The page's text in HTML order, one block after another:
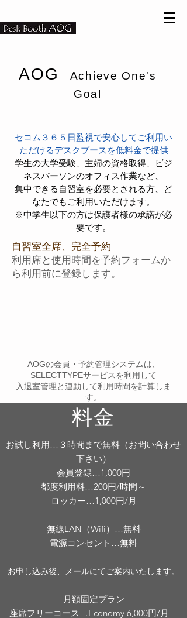
AOG
Achieve One's
Goal
セコム３６５日監視で安心してご利用い
ただけるデスクブースを低料金で提供
学生の大学受験、主婦の資格取得、ビジ
ネスパーソンのオフィス作業など、
集中できる自習室を必要とされる方、ど
なたでもご利用いただけます。
​※中学生以下の方は保護者様の承諾が必
要です。
自習室全席、完全予約
利用席と使用時間を予約フォームか
ら利用前に登録します。
AOGの会員・予約管理システムは、​
SELECTTYPEサービスを利用して
入退室管理と連動して利用時間を計算しま
す。
料金
お試し利用…３時間まで無料（お問い合わせ
下さい）
会員登録…1,000円
都度利用料…200円/時間～
ロッカー…1,000円/月​
無線LAN（Wifi）…無料
電源コンセント…無料
お申し込み後、メールにてご案内いたします。
月額固定プラン
座席フリーコース…Economy 6,000円/月